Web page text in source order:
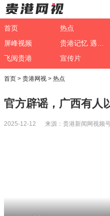
首页 热点
屏峰视频
飞阅贵港
宣传片
首页 > 贵港网视 > 热点
官方辟谣，广西有人
2025-12-12 来源：贵港新闻网视频